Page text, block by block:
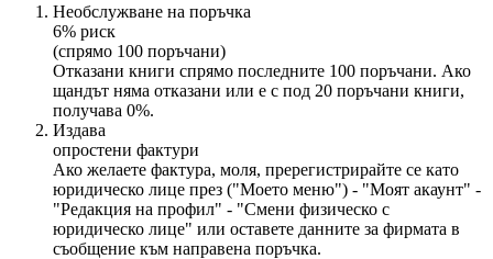
Необслужване на поръчка
6% риск
(спрямо 100 поръчани)
Отказани книги спрямо последните 100 поръчани. Ако
щандът няма отказани или е с под 20 поръчани книги,
получава 0%.
Издава
опростени фактури
Ако желаете фактура, моля, пререгистрирайте се като
юридическо лице през ("Моето меню") - "Моят акаунт" -
"Редакция на профил" - "Смени физическо с
юридическо лице" или оставете данните за фирмата в
съобщение към направена поръчка.